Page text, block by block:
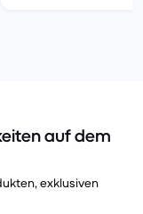
auf dem
exklusiven